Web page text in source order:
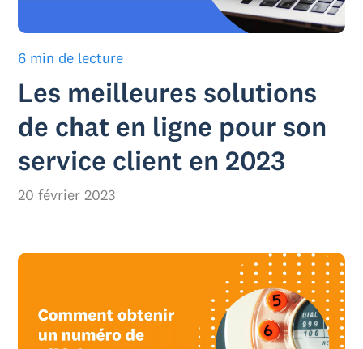
6 min de lecture
Les meilleures solutions
de chat en ligne pour son
service client en 2023
20 février 2023